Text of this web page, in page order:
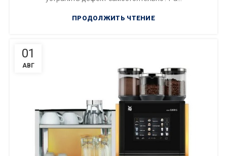
ПРОДОЛЖИТЬ ЧТЕНИЕ
01
АВГ